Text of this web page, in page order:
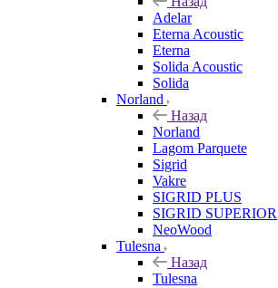
Adelar
Eterna Acoustic
Eterna
Solida Acoustic
Solida
Norland
Назад
Norland
Lagom Parquete
Sigrid
Vakre
SIGRID PLUS
SIGRID SUPERIOR
NeoWood
Tulesna
Назад
Tulesna